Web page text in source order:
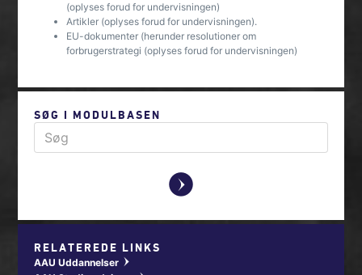
(oplyses forud for undervisningen)
Artikler (oplyses forud for undervisningen).
EU-dokumenter (herunder resolutioner om
forbrugerstrategi (oplyses forud for undervisningen)
SØG I MODULBASEN
y
RELATEREDE LINKS
AAU Uddannelser w